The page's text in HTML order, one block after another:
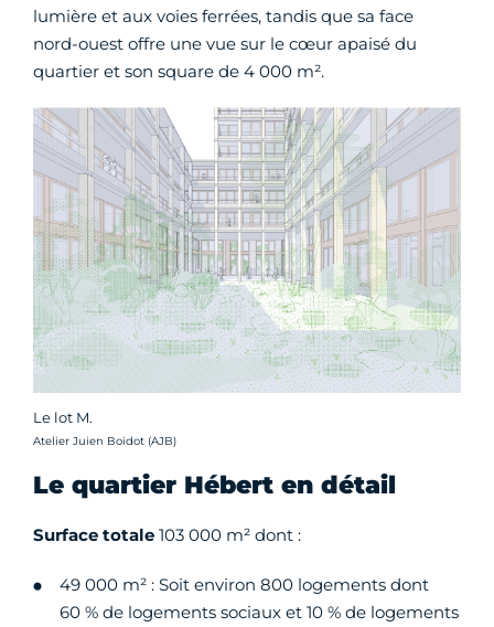
lumière et aux voies ferrées, tandis que sa face
nord-ouest offre une vue sur le cœur apaisé du
quartier et son square de 4 000 m².
Le lot M.
Crédit photo :
Atelier Juien Boidot (AJB)
Le quartier Hébert en détail
Surface totale 103 000 m² dont :
49 000 m² : Soit environ 800 logements dont
60 % de logements sociaux et 10 % de logements